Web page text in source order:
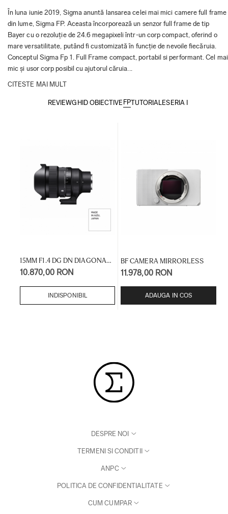
În luna iunie 2019, Sigma anuntă lansarea celei mai mici camere full frame
din lume, Sigma FP. Aceasta încorporează un senzor full frame de tip
Bayer cu o rezoluție de 24.6 megapixeli într-un corp compact, oferind o
mare versatilitate, putând fi customizată în funcție de nevoile fiecăruia.
Conceptul Sigma Fp 1. Full Frame compact, portabil si performant. Cel mai
mic și usor corp posibil cu ajutorul căruia...
CITESTE MAI MULT
REVIEWGHID OBIECTIVE FPTUTORIALESERIA I
15MM F1.4 DG DN DIAGONAL
FISHEYE (A)
10.870,00 RON
INDISPONIBIL
BF CAMERA MIRRORLESS
11.978,00 RON
ADAUGA IN COS
DESPRE NOI
TERMENI SI CONDITII
ANPC
POLITICA DE CONFIDENTIALITATE
CUM CUMPAR